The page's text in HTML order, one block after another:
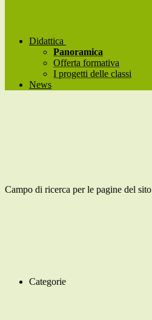
Didattica
Panoramica
Offerta formativa
I progetti delle classi
News
Campo di ricerca per le pagine del sito
Categorie